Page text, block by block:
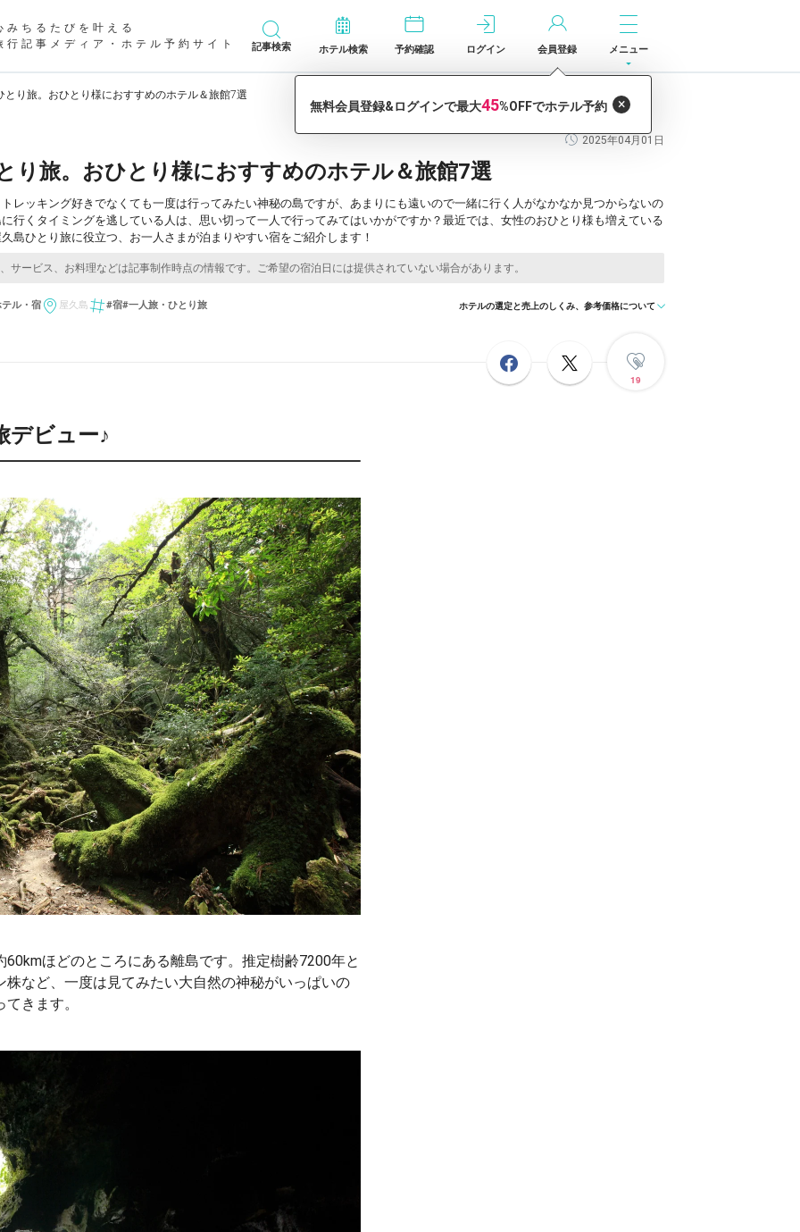
みちるたびを叶える
行記事メディア・ホテル予約サイト
記事検索 ホテル検索 予約確認 ログイン 会員登録 メニュー
とり旅。おひとり様におすすめのホテル＆旅館7選
2025年04月01日
り旅。おひとり様におすすめのホテル＆旅館7選
レッキング好きでなくても一度は行ってみたい神秘の島ですが、あまりにも遠いので一緒に行く人がなかなか見つからないの
行くタイミングを逃している人は、思い切って一人で行ってみてはいかがですか？最近では、女性のおひとり様も増えている
島ひとり旅に役立つ、お一人さまが泊まりやすい宿をご紹介します！
ル・宿 屋久島 #宿#一人旅・ひとり旅 ホテルの選定と売上のしくみ、参考価格について
19
デビュー♪
ほどのところにある離島です。推定樹齢7200年と
など、一度は見てみたい大自然の神秘がいっぱいの
きます。